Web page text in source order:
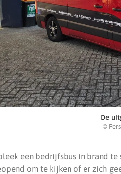
De
©
een bedrijfsbus in brand
om te kijken of er zich